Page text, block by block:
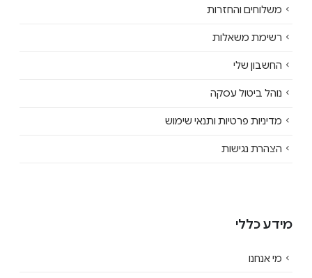
משלוחים והחזרות
רשימת משאלות
החשבון שלי
נוהל ביטול עסקה
מדיניות פרטיות ותנאי שימוש
הצהרת נגישות
מידע כללי
מי אנחנו